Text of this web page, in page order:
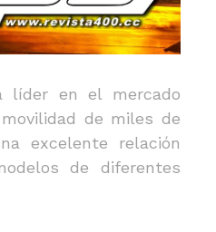
líder en el mercado
de miles de
excelente relación
de diferentes